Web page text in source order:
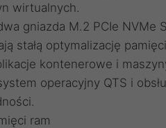
wirtualnych.
gniazda M.2 PCIe NVMe
stałą optymalizację
kontenerowe i
operacyjny QTS i
ram